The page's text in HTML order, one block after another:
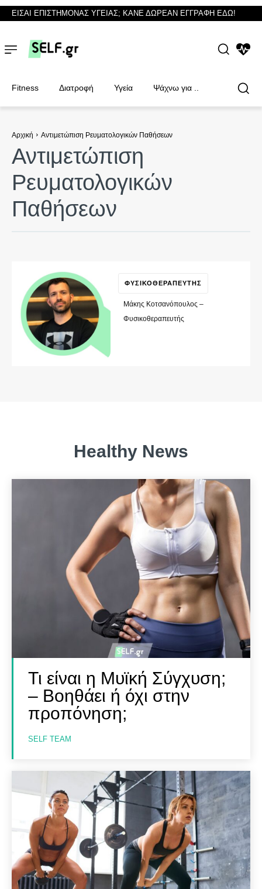
Φυσικοθεραπευτές
Φυσικοθεραπευτές
ΕΙΣΑΙ ΕΠΙΣΤΗΜΟΝΑΣ ΥΓΕΙΑΣ; ΚΑΝΕ ΔΩΡΕΑΝ ΕΓΓΡΑΦΗ ΕΔΩ!
Fitness Διατροφή Υγεία Ψάχνω για ..
Αρχική Αντιμετώπιση Ρευματολογικών Παθήσεων
Αντιμετώπιση
Ρευματολογικών
Παθήσεων
ΦΥΣΙΚΟΘΕΡΑΠΕΥΤΗΣ
Μάκης Κοτσανόπουλος –
Φυσικοθεραπευτής
Healthy News
Τι είναι η Μυϊκή Σύγχυση;
– Βοηθάει ή όχι στην
προπόνηση;
SELF TEAM